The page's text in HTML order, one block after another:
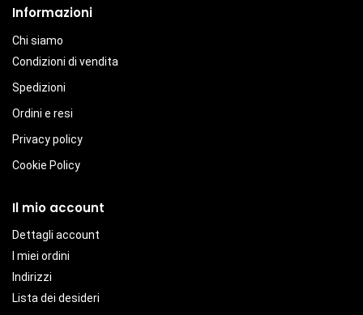
Informazioni
Chi siamo
Condizioni di vendita
Spedizioni
Ordini e resi
Privacy policy
Cookie Policy
Il mio account
Dettagli account
I miei ordini
Indirizzi
Lista dei desideri